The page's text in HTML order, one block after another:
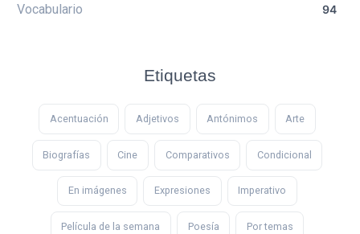
Vocabulario 94
Etiquetas
Acentuación Adjetivos Antónimos Arte
Biografías Cine Comparativos Condicional
En imágenes Expresiones Imperativo
Película de la semana Poesía Por temas